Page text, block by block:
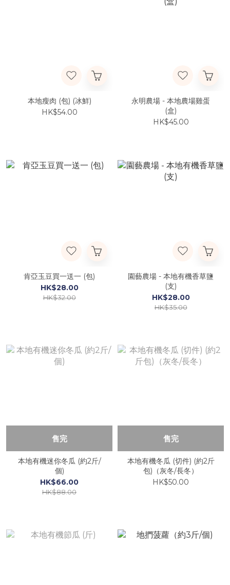
本地瘦肉 (包) (冰鮮)
HK$54.00
永明農場 - 本地農場雞蛋
(盒)
HK$45.00
肯亞玉豆買一送一 (包)
HK$28.00
HK$32.00
園藝農場 - 本地有機香草鹽
(支)
HK$28.00
HK$35.00
售完
本地有機迷你冬瓜 (約2斤/
個)
HK$66.00
HK$88.00
售完
本地有機冬瓜 (切件) (約2斤
包)（灰冬/長冬）
HK$50.00